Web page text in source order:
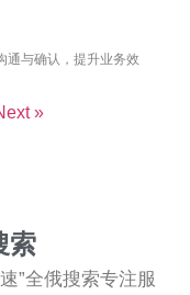
通与确认，提升业务效
»
索
”全俄搜索专注服